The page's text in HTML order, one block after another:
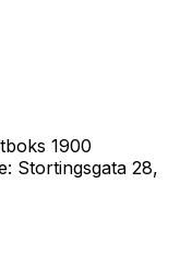
1900
Stortingsgata 28,